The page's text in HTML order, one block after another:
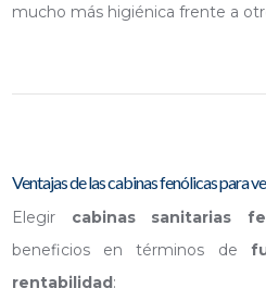
mucho más higiénica frente a
Ventajas de las cabinas fenólicas para
Elegir cabinas sanitarias
beneficios en términos de
rentabilidad: